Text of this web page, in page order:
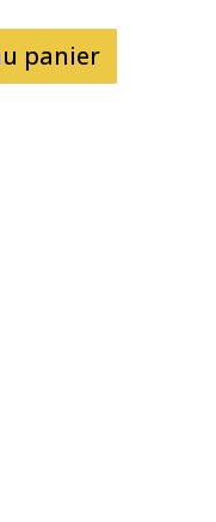
panier